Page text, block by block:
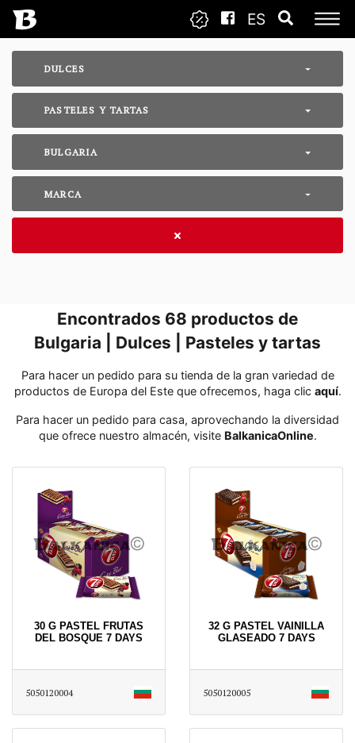
ES
DULCES
PASTELES Y TARTAS
BULGARIA
MARCA
Encontrados 68 productos de
Bulgaria | Dulces | Pasteles y tartas
Para hacer un pedido para su tienda de la gran variedad de
productos de Europa del Este que ofrecemos, haga clic aquí․
Para hacer un pedido para casa, aprovechando la diversidad
que ofrece nuestro almacén, visite BalkanicaOnline․
30 G PASTEL FRUTAS
DEL BOSQUE 7 DAYS
5050120004
32 G PASTEL VAINILLA
GLASEADO 7 DAYS
5050120005